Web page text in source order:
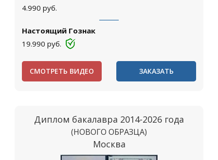
4.990 руб.
Настоящий Гознак
19.990 руб.
СМОТРЕТЬ ВИДЕО ЗАКАЗАТЬ
Диплом бакалавра 2014-2026 года
(НОВОГО ОБРАЗЦА)
Москва